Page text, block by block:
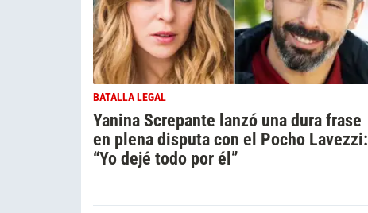
BATALLA LEGAL
Yanina Screpante lanzó una dura frase
en plena disputa con el Pocho Lavezzi:
“Yo dejé todo por él”